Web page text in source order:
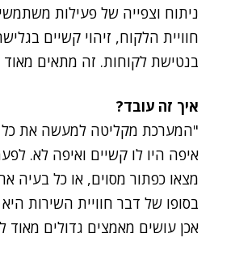
חוויית הלקוח, זיהוי קשיים
בנטישת לקוחות. זה מתאים
איך זה עובד?
"המערכת מקליטה למעשה את כל
איפה היו לו קשיים ואיפה לא.
מצאו כפתור מסוים, או כל
בסופו של דבר חוויית השירות
אכן עושים מאמצים גדולים מאוד